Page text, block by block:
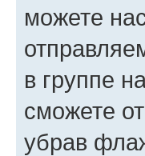
можете
в группе
сможете
убрав